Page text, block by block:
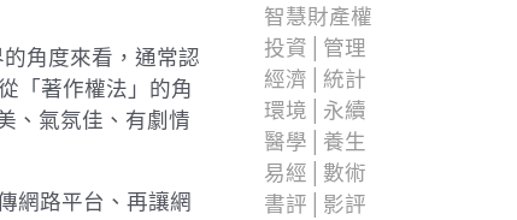
角度來看，通常認
「著作權法」的角
、氣氛佳、有劇情
網路平台、再讓網
智慧財產權
投資│管理
經濟│統計
環境│永續
醫學│養生
易經│數術
書評│影評